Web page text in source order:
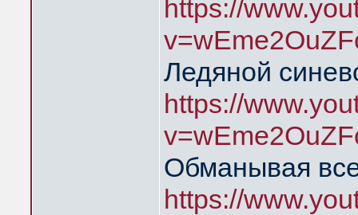
https://
Ледяной
https://
Обманывая
https://